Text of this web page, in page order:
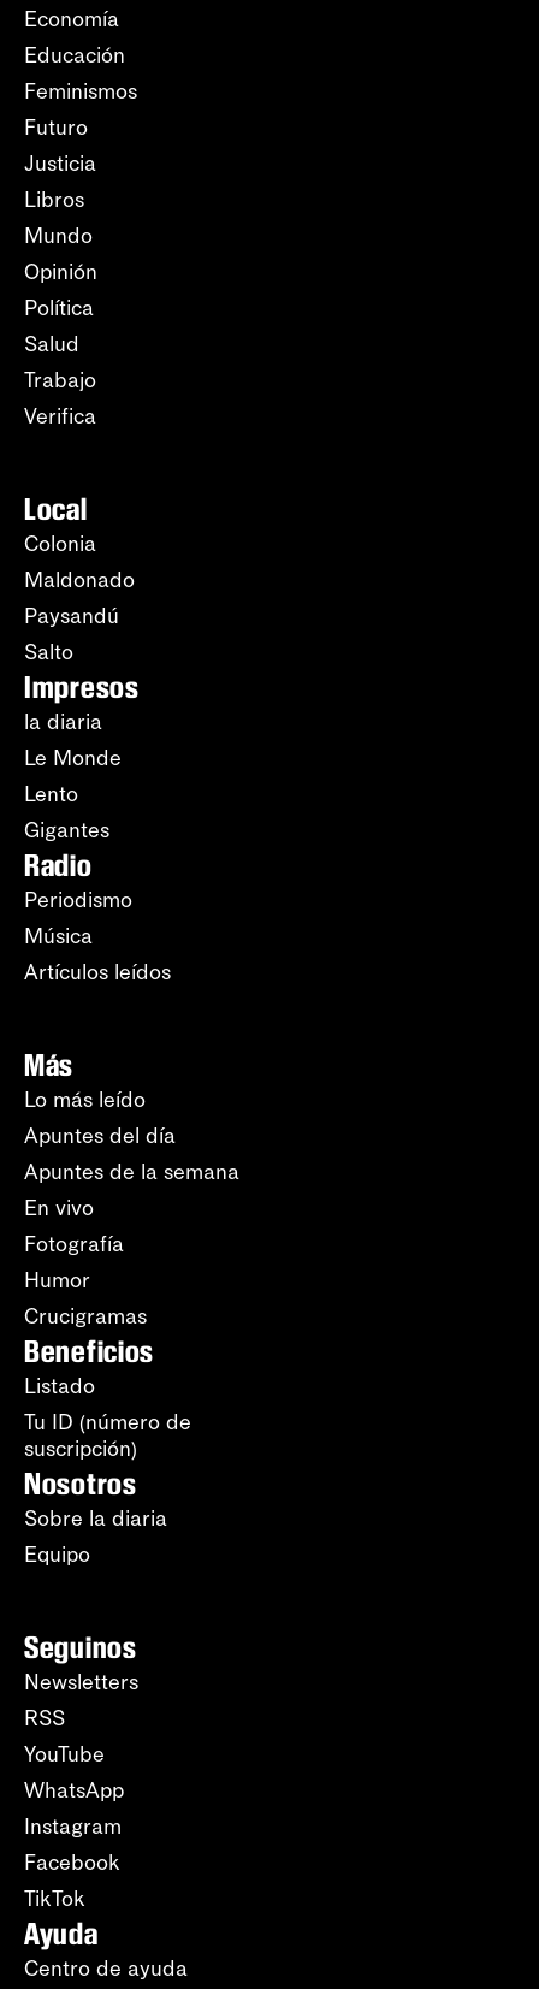
Economía
Educación
Feminismos
Futuro
Justicia
Libros
Mundo
Opinión
Política
Salud
Trabajo
Verifica
Local
Colonia
Maldonado
Paysandú
Salto
Impresos
la diaria
Le Monde
Lento
Gigantes
Radio
Periodismo
Música
Artículos leídos
Más
Lo más leído
Apuntes del día
Apuntes de la semana
En vivo
Fotografía
Humor
Crucigramas
Beneficios
Listado
Tu ID (número de
suscripción)
Nosotros
Sobre la diaria
Equipo
Seguinos
Newsletters
RSS
YouTube
WhatsApp
Instagram
Facebook
TikTok
Ayuda
Centro de ayuda